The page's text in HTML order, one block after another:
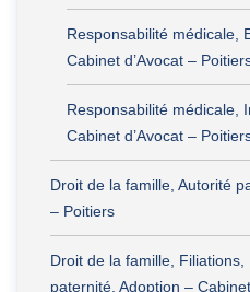
Responsabilité médicale,
Cabinet d’Avocat –
Responsabilité médicale,
Cabinet d’Avocat –
Droit de la famille, Autorité
– Poitiers
Droit de la famille,
paternité, Adoption –